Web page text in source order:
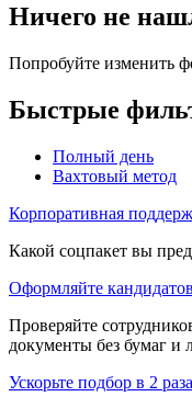
Ничего не
Попробуйте изменить
Быстрые
Полный день
Вахтовый метод
Корпоративная
Какой соцпакет вы
Оформляйте
Проверяйте
документы без бумаг и
Ускорьте подбор в 2